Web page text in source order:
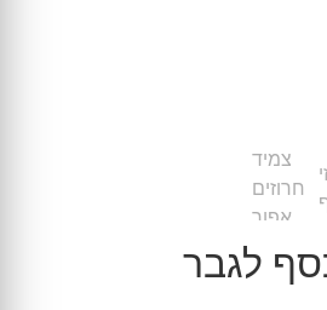
לגבר